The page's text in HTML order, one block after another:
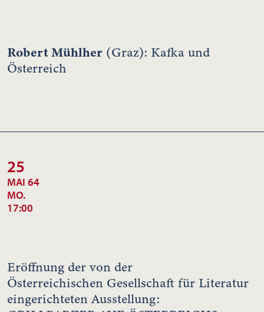
Robert Mühlher (Graz): Kafka und
Österreich
25
MAI 64
MO.
17:00
Eröffnung der von der
Österreichischen Gesellschaft für Literatur
eingerichteten Ausstellung: